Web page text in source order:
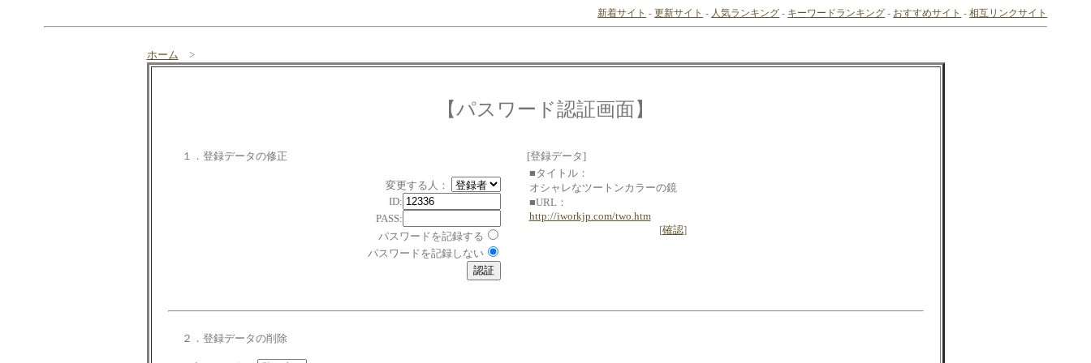
新着サイト -更新サイト - 人気ランキング - キーワードランキング - おすすめサイト -相互リンクサイト
ホーム >
【パスワード認証画面】
１．登録データの修正
変更する人：
ID:
PASS:
パスワードを記録する
パスワードを記録しない
[登録データ]
■タイトル：
オシャレなツートンカラーの鏡
■URL：
http://iworkjp.com/two.htm
[確認]
２．登録データの削除